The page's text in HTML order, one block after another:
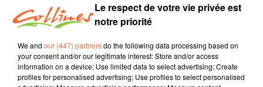
Infos
JOURNAL DU JEUDI 21 DECEMBRE ( SOIR )
Patrice Bémanangy
Le respect de votre vie privée est
notre priorité
We and our (447) partnersdo the following data processing based on
your consent and/or our legitimate interest: Store and/or access
information on a device; Use limited data to select advertising; Create
profiles for personalised advertising; Use profiles to select personalised